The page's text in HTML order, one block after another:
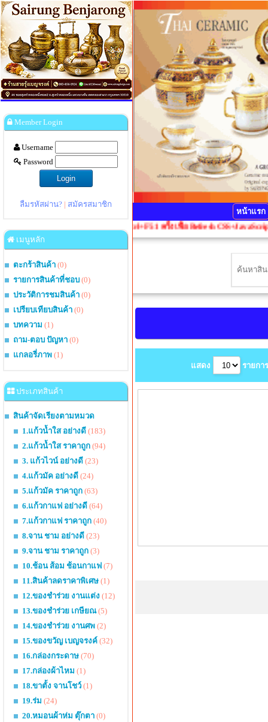
Member Login
Username
Password
ลืมรหัสผ่าน? | สมัครสมาชิก
เมนูหลัก
ตะกร้าสินค้า (0)
รายการสินค้าที่ชอบ (0)
ประวัติการชมสินค้า (0)
เปรียบเทียบสินค้า (0)
บทความ (1)
ถาม-ตอบ ปัญหา (0)
แกลอรี่ภาพ (1)
ประเภทสินค้า
สินค้าจัดเรียงตามหมวด
1.แก้วน้ำใส อย่างดี (183)
2.แก้วน้ำใส ราคาถูก (94)
3. แก้วไวน์ อย่างดี (23)
4.แก้วมัค อย่างดี (24)
5.แก้วมัค ราคาถูก (63)
6.แก้วกาแฟ อย่างดี (64)
7.แก้วกาแฟ ราคาถูก (40)
8.จาน ชาม อย่างดี (23)
9.จาน ชาม ราคาถูก (3)
10.ช้อน ส้อม ช้อนกาแฟ (7)
11.สินค้าลดราคาพิเศษ (1)
12.ของชำร่วย งานแต่ง (12)
13.ของชำร่วย เกษียณ(5)
14.ของชำร่วย งานศพ (2)
15.ของขวัญ เบญจรงค์ (32)
16.กล่องกระดาษ (70)
17.กล่องผ้าไหม (1)
18.ขาตั้ง จานโชว์ (1)
19.ร่ม (24)
20.หมอนผ้าห่ม ตุ๊กตา (0)
หน้าแรก
ผลผิดเพี้ยน กรุณากดปุ่ม Ctrl+F5 1 ครั้งเพื่อ Refresh CSS+JavaScript
แสดง รายกา